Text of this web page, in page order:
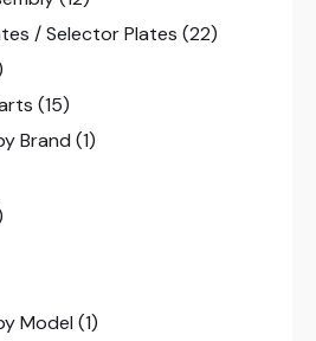
/ Selector Plates (22)
(15)
Brand (1)
Model (1)